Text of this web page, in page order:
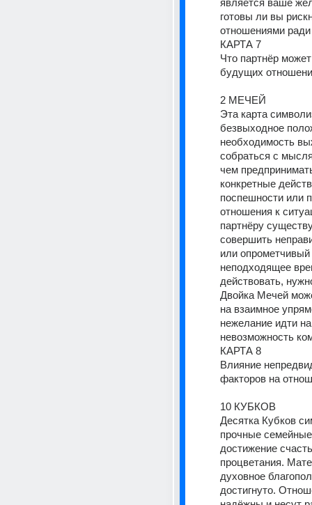
является ваше
готовы ли вы
отношениями ради
КАРТА 7
Что партнёр
будущих
2 МЕЧЕЙ
Эта карта
безвыходное
необходимость
собраться с
чем
конкретные
поспешности или
отношения к
партнёру
совершить
или
неподходящее
действовать,
Двойка Мечей
на взаимное
нежелание идти
невозможность
КАРТА 8
Влияние
факторов на
10 КУБКОВ
Десятка Кубков
прочные
достижение
процветания.
духовное
достигнуто.